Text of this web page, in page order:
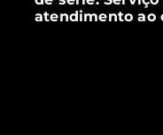
atendimento ao